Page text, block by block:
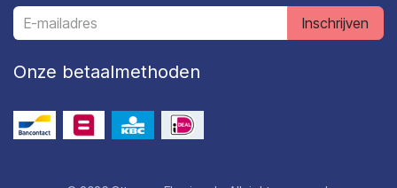
Inschrijven
Onze betaalmethoden